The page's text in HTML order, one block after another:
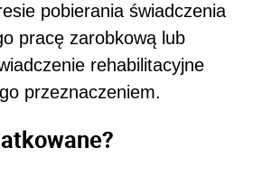
pobierania świadczenia
pracę zarobkową lub
rehabilitacyjne
przeznaczeniem.